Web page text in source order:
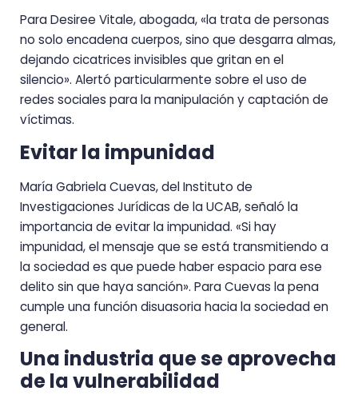
Para Desiree Vitale, abogada, «la trata de personas
no solo encadena cuerpos, sino que desgarra almas,
dejando cicatrices invisibles que gritan en el
silencio». Alertó particularmente sobre el uso de
redes sociales para la manipulación y captación de
víctimas.
Evitar la impunidad
María Gabriela Cuevas, del Instituto de
Investigaciones Jurídicas de la UCAB, señaló la
importancia de evitar la impunidad. «Si hay
impunidad, el mensaje que se está transmitiendo a
la sociedad es que puede haber espacio para ese
delito sin que haya sanción». Para Cuevas la pena
cumple una función disuasoria hacia la sociedad en
general.
Una industria que se aprovecha
de la vulnerabilidad